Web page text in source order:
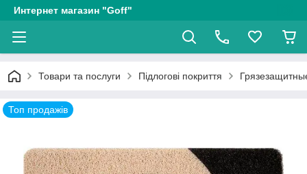
Интернет магазин "Goff"
Товари та послуги Підлогові покриття
Топ продажів